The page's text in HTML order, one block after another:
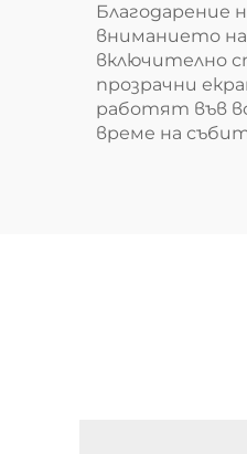
Благодарение
вниманието на
включително
прозрачни
работят във
време на